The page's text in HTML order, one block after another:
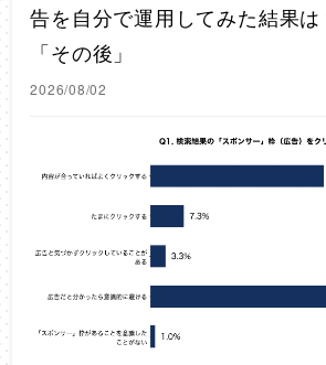
告を自分で運用してみた結果は
「その後」
2026/08/02